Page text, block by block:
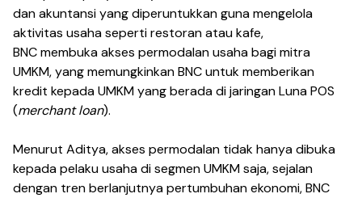
dan akuntansi yang diperuntukkan guna mengelola
aktivitas usaha seperti restoran atau kafe,
BNC membuka akses permodalan usaha bagi mitra
UMKM, yang memungkinkan BNC untuk memberikan
kredit kepada UMKM yang berada di jaringan Luna POS
(merchant loan).
Menurut Aditya, akses permodalan tidak hanya dibuka
kepada pelaku usaha di segmen UMKM saja, sejalan
dengan tren berlanjutnya pertumbuhan ekonomi, BNC